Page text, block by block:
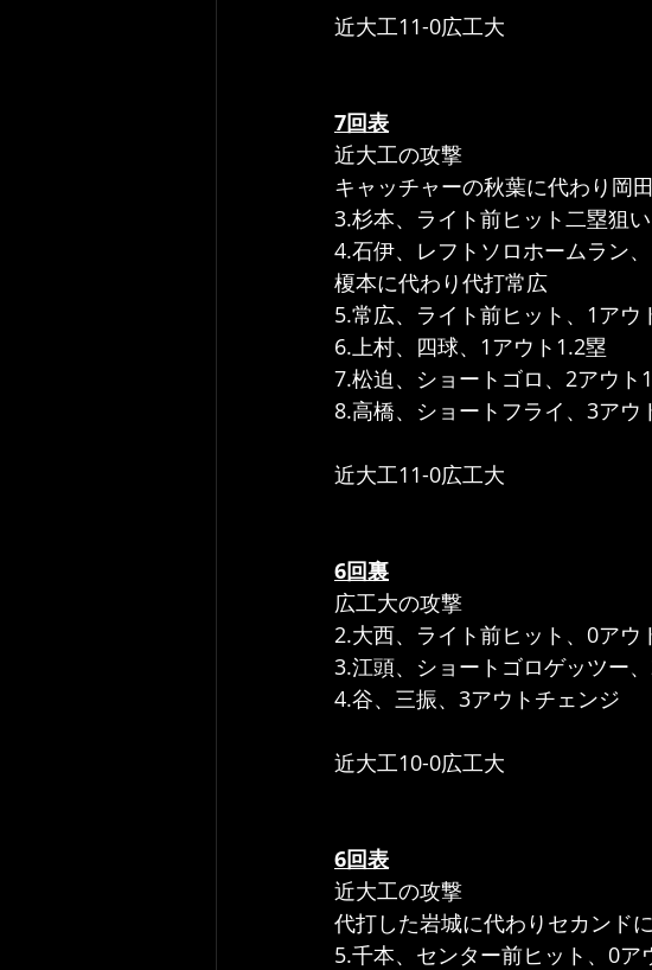
近大工11-0広工大
7回表
近大工の攻撃
キャッチャーの秋葉に代わり岡田
3.杉本、ライト前ヒット二塁狙
4.石伊、レフトソロホームラン
榎本に代わり代打常広
5.常広、ライト前ヒット、1アウ
6.上村、四球、1アウト1.2塁
7.松迫、ショートゴロ、2アウト
8.高橋、ショートフライ、3アウ
近大工11-0広工大
6回裏
広工大の攻撃
2.大西、ライト前ヒット、0アウ
3.江頭、ショートゴロゲッツー
4.谷、三振、3アウトチェンジ
近大工10-0広工大
6回表
近大工の攻撃
代打した岩城に代わりセカンド
5.千本、センター前ヒット、0ア